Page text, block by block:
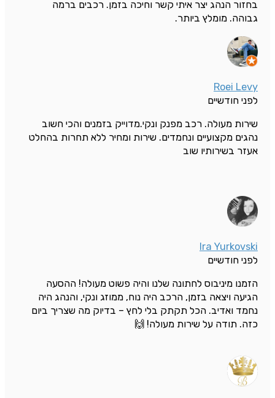
בחזור הנהג יצר איתי קשר וחיכה בזמן. רכבים ברמה
גבוהה. מומלץ ביותר.
Roei Levy
לפני חודשיים
שירות מעולה. רכב מפנק ונקי.מדוייק בזמנים והכי חשוב
נהגים מקצועיים ונחמדים. שירות ומחיר ללא תחרות בהחלט
אעזר בשירותיו שוב
Ira Yurkovski
לפני חודשיים
הזמנו מיניבוס לחתונה שלנו והיה פשוט מעולה! ההסעה
הגיעה ויצאה בזמן, הרכב היה נוח, ממוזג ונקי, והנהג היה
נחמד ואדיב. הכל תקתק בלי לחץ – בדיוק מה שצריך ביום
כזה. תודה על שירות מעולה! 🙌